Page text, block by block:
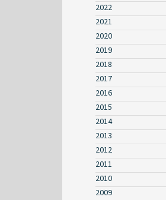
2022
2021
2020
2019
2018
2017
2016
2015
2014
2013
2012
2011
2010
2009